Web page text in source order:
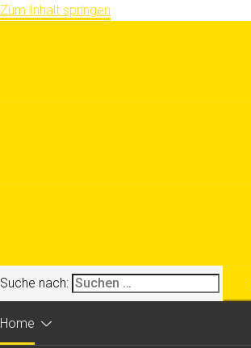
Zum Inhalt springen
Suche nach:
Home